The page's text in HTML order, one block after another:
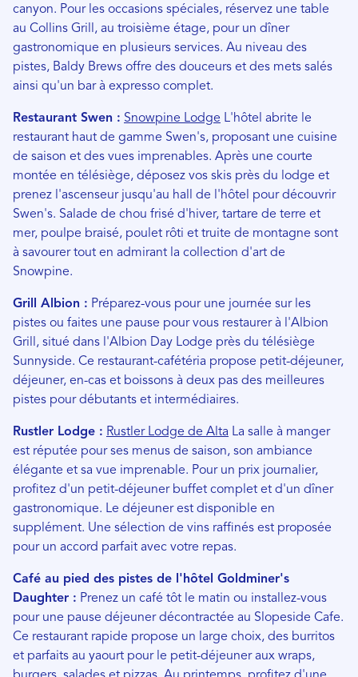
canyon. Pour les occasions spéciales, réservez une table
au Collins Grill, au troisième étage, pour un dîner
gastronomique en plusieurs services. Au niveau des
pistes, Baldy Brews offre des douceurs et des mets salés
ainsi qu'un bar à expresso complet.
Restaurant Swen : Snowpine Lodge L'hôtel abrite le
restaurant haut de gamme Swen's, proposant une cuisine
de saison et des vues imprenables. Après une courte
montée en télésiège, déposez vos skis près du lodge et
prenez l'ascenseur jusqu'au hall de l'hôtel pour découvrir
Swen's. Salade de chou frisé d'hiver, tartare de terre et
mer, poulpe braisé, poulet rôti et truite de montagne sont
à savourer tout en admirant la collection d'art de
Snowpine.
Grill Albion : Préparez-vous pour une journée sur les
pistes ou faites une pause pour vous restaurer à l'Albion
Grill, situé dans l'Albion Day Lodge près du télésiège
Sunnyside. Ce restaurant-cafétéria propose petit-déjeuner,
déjeuner, en-cas et boissons à deux pas des meilleures
pistes pour débutants et intermédiaires.
Rustler Lodge : Rustler Lodge de Alta La salle à manger
est réputée pour ses menus de saison, son ambiance
élégante et sa vue imprenable. Pour un prix journalier,
profitez d'un petit-déjeuner buffet complet et d'un dîner
gastronomique. Le déjeuner est disponible en
supplément. Une sélection de vins raffinés est proposée
pour un accord parfait avec votre repas.
Café au pied des pistes de l'hôtel Goldminer's
Daughter : Prenez un café tôt le matin ou installez-vous
pour une pause déjeuner décontractée au Slopeside Cafe.
Ce restaurant rapide propose un large choix, des burritos
et parfaits au yaourt pour le petit-déjeuner aux wraps,